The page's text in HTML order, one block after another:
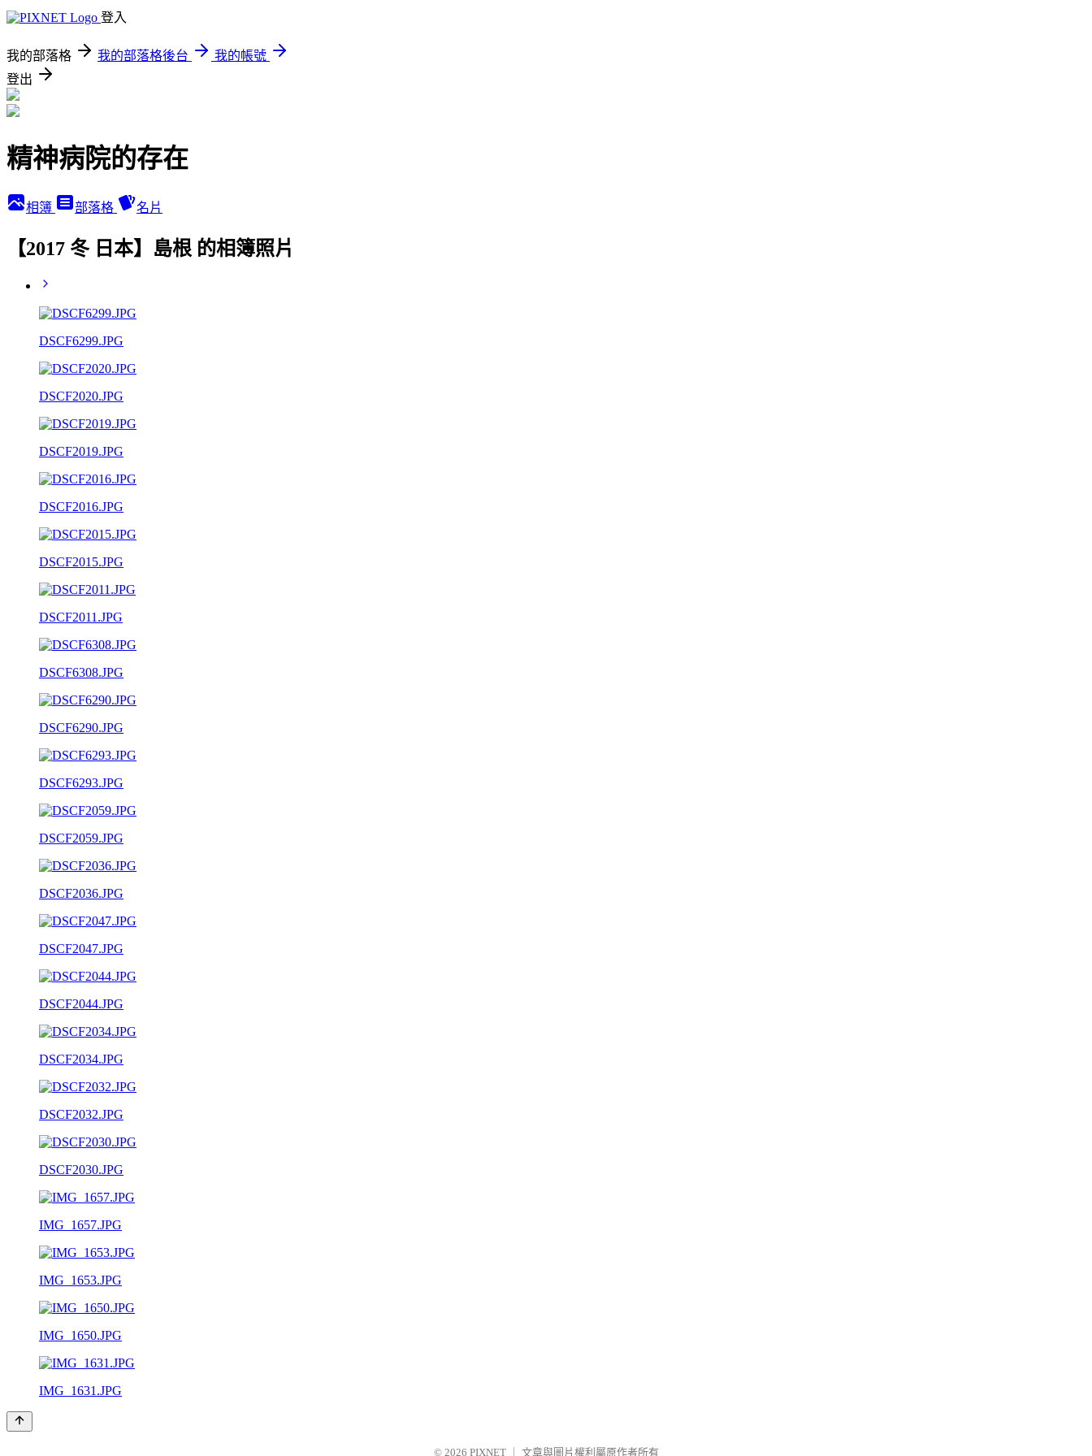
登入
我的部落格 我的部落格後台
我的帳號
登出
精神病院的存在
相簿 部落格 名片
【2017 冬 日本】島根 的相簿照片
DSCF6299.JPG
DSCF2020.JPG
DSCF2019.JPG
DSCF2016.JPG
DSCF2015.JPG
DSCF2011.JPG
DSCF6308.JPG
DSCF6290.JPG
DSCF6293.JPG
DSCF2059.JPG
DSCF2036.JPG
DSCF2047.JPG
DSCF2044.JPG
DSCF2034.JPG
DSCF2032.JPG
DSCF2030.JPG
IMG_1657.JPG
IMG_1653.JPG
IMG_1650.JPG
IMG_1631.JPG
© 2026 PIXNET 文章與圖片權利屬原作者所有